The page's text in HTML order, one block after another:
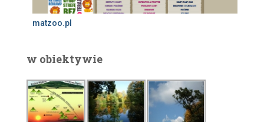
matzoo.pl
w obiektywie